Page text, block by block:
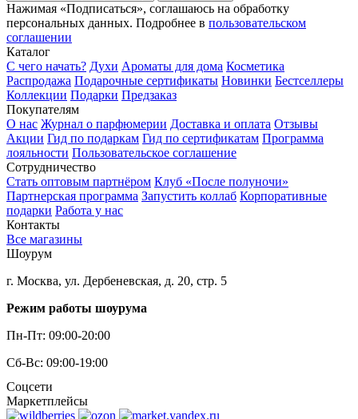
Нажимая «Подписаться», соглашаюсь на обработку
персональных данных. Подробнее в пользовательском
соглашении
Каталог
С чего начать? Духи Ароматы для дома Косметика
Распродажа Подарочные сертификаты Новинки Бестселлеры
Коллекции Подарки Предзаказ
Покупателям
О нас Журнал о парфюмерии Доставка и оплата Отзывы
Акции Гид по подаркам Гид по сертификатам Программа
лояльности Пользовательское соглашение
Сотрудничество
Стать оптовым партнёром Клуб «После полуночи»
Партнерская программа Запустить коллаб Корпоративные
подарки Работа у нас
Контакты
Все магазины
Шоурум
г. Москва, ул. Дербеневская, д. 20, стр. 5
Режим работы шоурума
Пн-Пт: 09:00-20:00
Сб-Вс: 09:00-19:00
Соцсети
Маркетплейсы